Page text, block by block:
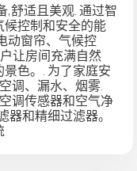
,舒适且美观. 通过智
控制和安全的能
动窗帘、气候控
让房间充满自然
色。. 为了家庭安
调、漏水、烟雾.
调传感器和空气净
器和精细过滤器。